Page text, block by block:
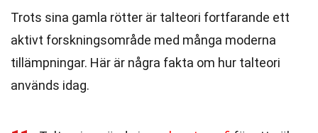
Trots sina gamla rötter är talteori fortfarande ett
aktivt forskningsområde med många moderna
tillämpningar. Här är några fakta om hur talteori
används idag.